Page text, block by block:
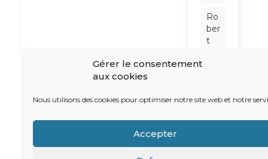
Gérer le consentement
aux cookies
Nous utilisons des cookies pour optimiser notre site web et notre
Accepter
Ro
ber
t
Sc
eid